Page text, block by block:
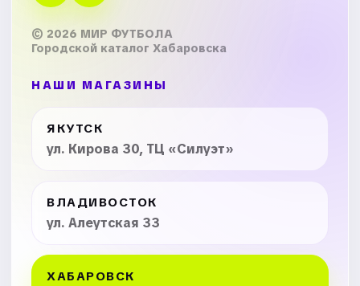
© 2026 МИР ФУТБОЛА
Городской каталог Хабаровска
НАШИ МАГАЗИНЫ
ЯКУТСК
ул. Кирова 30, ТЦ «Силуэт»
ВЛАДИВОСТОК
ул. Алеутская 33
ХАБАРОВСК